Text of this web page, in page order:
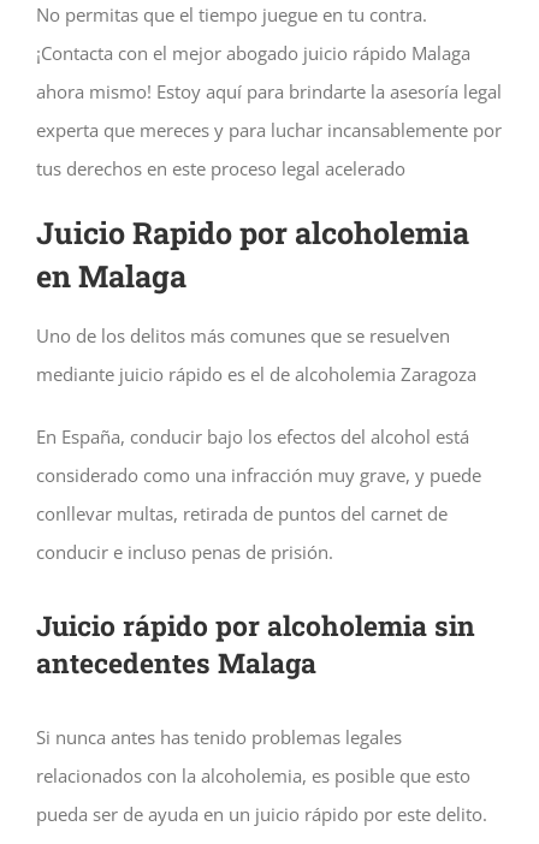
No permitas que el tiempo juegue en tu contra.
¡Contacta con el mejor abogado juicio rápido Malaga
ahora mismo! Estoy aquí para brindarte la asesoría legal
experta que mereces y para luchar incansablemente por
tus derechos en este proceso legal acelerado
Juicio Rapido por alcoholemia
en Malaga
Uno de los delitos más comunes que se resuelven
mediante juicio rápido es el de alcoholemia Zaragoza
En España, conducir bajo los efectos del alcohol está
considerado como una infracción muy grave, y puede
conllevar multas, retirada de puntos del carnet de
conducir e incluso penas de prisión.
Juicio rápido por alcoholemia sin
antecedentes Malaga
Si nunca antes has tenido problemas legales
relacionados con la alcoholemia, es posible que esto
pueda ser de ayuda en un juicio rápido por este delito.